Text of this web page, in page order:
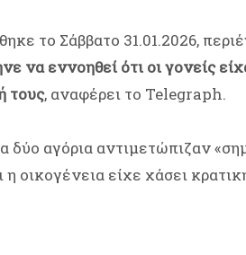
το Σάββατο 31.01.2026,
να εννοηθεί ότι οι γονείς
τους, αναφέρει το Telegraph.
δύο αγόρια αντιμετώπιζαν
οικογένεια είχε χάσει